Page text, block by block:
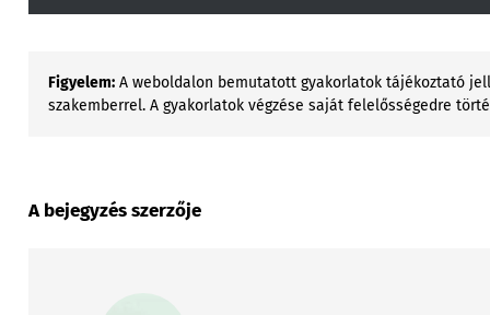
Figyelem: A weboldalon bemutatott gyakorlatok tájékoztató
szakemberrel. A gyakorlatok végzése saját felelősségedre
A bejegyzés szerzője